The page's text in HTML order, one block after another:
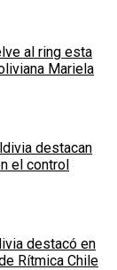
al ring esta
Mariela
destacan
el control
destacó en
Rítmica Chile